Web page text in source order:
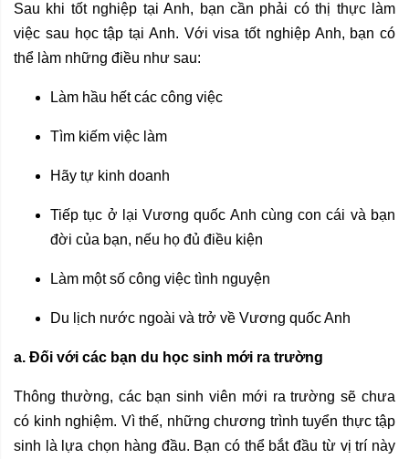
Sau khi tốt nghiệp tại Anh, bạn cần phải có thị thực làm
việc sau học tập tại Anh. Với visa tốt nghiệp Anh, bạn có
thể làm những điều như sau:
Làm hầu hết các công việc
Tìm kiếm việc làm
Hãy tự kinh doanh
Tiếp tục ở lại Vương quốc Anh cùng con cái và bạn
đời của bạn, nếu họ đủ điều kiện
Làm một số công việc tình nguyện
Du lịch nước ngoài và trở về Vương quốc Anh
a. Đối với các bạn du học sinh mới ra trường
Thông thường, các bạn sinh viên mới ra trường sẽ chưa
có kinh nghiệm. Vì thế, những chương trình tuyển thực tập
sinh là lựa chọn hàng đầu. Bạn có thể bắt đầu từ vị trí này